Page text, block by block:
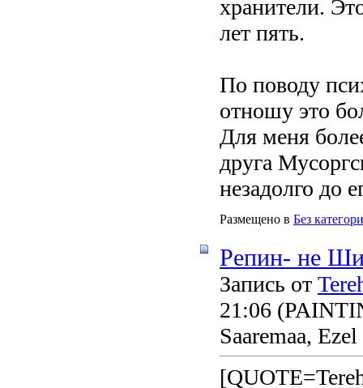
хранители.
лет пять.
По поводу
отношу это
Для меня
друга
незадолго до
Размещено в Без
Репин- не
Запись от
21:06
Saaremaa,